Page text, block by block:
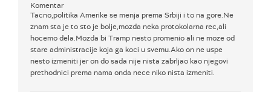
Komentar
Tacno,politika Amerike se menja prema Srbiji i to na gore.Ne
znam sta je to sto je bolje,mozda neka protokolarna rec,ali
hocemo dela.Mozda bi Tramp nesto promenio ali ne moze od
stare administracije koja ga koci u svemu.Ako on ne uspe
nesto izmeniti jer on do sada nije nista zabrljao kao njegovi
prethodnici prema nama onda nece niko nista izmeniti.